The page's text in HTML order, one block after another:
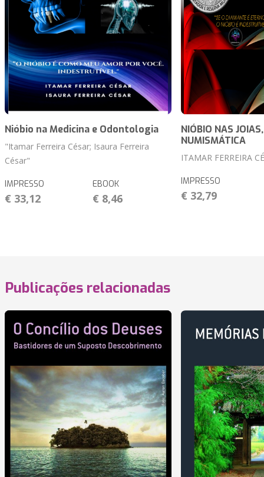
Nióbio na Medicina e Odontologia
"Itamar Ferreira César; Isaura Ferreira
César"
IMPRESSO
€ 33,12
EBOOK
€ 8,46
NIÓBIO NAS
NUMISMÁTICA
ITAMAR FERREIRA
IMPRESSO
€ 32,79
Publicações relacionadas